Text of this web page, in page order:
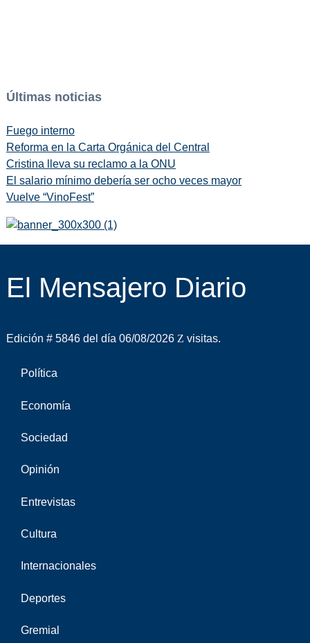
Últimas noticias
Fuego interno
Reforma en la Carta Orgánica del Central
Cristina lleva su reclamo a la ONU
El salario mínimo debería ser ocho veces mayor
Vuelve “VinoFest”
El Mensajero Diario
Edición # 5846 del día 06/08/2026 visitas.
Política
Economía
Sociedad
Opinión
Entrevistas
Cultura
Internacionales
Deportes
Gremial